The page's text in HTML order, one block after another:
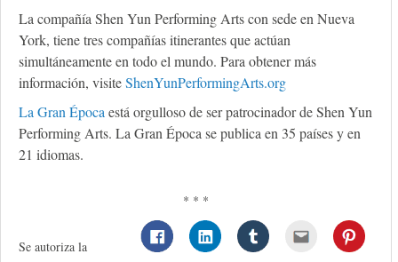
La compañía Shen Yun Performing Arts con sede en Nueva
York, tiene tres compañías itinerantes que actúan
simultáneamente en todo el mundo. Para obtener más
información, visiteShenYunPerformingArts.org
La Gran Épocaestá orgulloso de ser patrocinador de Shen Yun
Performing Arts. La Gran Época se publica en 35 países y en
21 idiomas.
* * *
Se autoriza la